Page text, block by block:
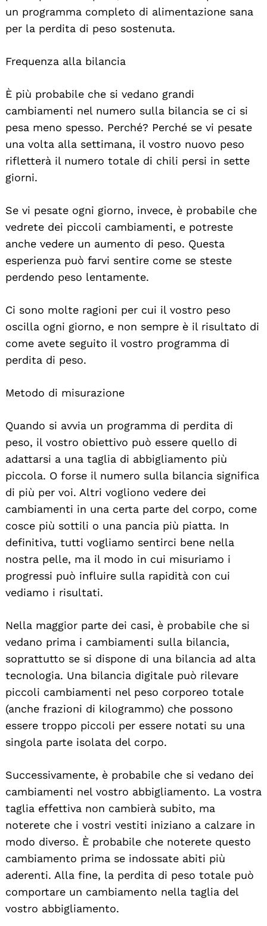
un programma completo di alimentazione sana
per la perdita di peso sostenuta.
Frequenza alla bilancia
È più probabile che si vedano grandi
cambiamenti nel numero sulla bilancia se ci si
pesa meno spesso. Perché? Perché se vi pesate
una volta alla settimana, il vostro nuovo peso
rifletterà il numero totale di chili persi in sette
giorni.
Se vi pesate ogni giorno, invece, è probabile che
vedrete dei piccoli cambiamenti, e potreste
anche vedere un aumento di peso. Questa
esperienza può farvi sentire come se steste
perdendo peso lentamente.
Ci sono molte ragioni per cui il vostro peso
oscilla ogni giorno, e non sempre è il risultato di
come avete seguito il vostro programma di
perdita di peso.
Metodo di misurazione
Quando si avvia un programma di perdita di
peso, il vostro obiettivo può essere quello di
adattarsi a una taglia di abbigliamento più
piccola. O forse il numero sulla bilancia significa
di più per voi. Altri vogliono vedere dei
cambiamenti in una certa parte del corpo, come
cosce più sottili o una pancia più piatta. In
definitiva, tutti vogliamo sentirci bene nella
nostra pelle, ma il modo in cui misuriamo i
progressi può influire sulla rapidità con cui
vediamo i risultati.
Nella maggior parte dei casi, è probabile che si
vedano prima i cambiamenti sulla bilancia,
soprattutto se si dispone di una bilancia ad alta
tecnologia. Una bilancia digitale può rilevare
piccoli cambiamenti nel peso corporeo totale
(anche frazioni di kilogrammo) che possono
essere troppo piccoli per essere notati su una
singola parte isolata del corpo.
Successivamente, è probabile che si vedano dei
cambiamenti nel vostro abbigliamento. La vostra
taglia effettiva non cambierà subito, ma
noterete che i vostri vestiti iniziano a calzare in
modo diverso. È probabile che noterete questo
cambiamento prima se indossate abiti più
aderenti. Alla fine, la perdita di peso totale può
comportare un cambiamento nella taglia del
vostro abbigliamento.